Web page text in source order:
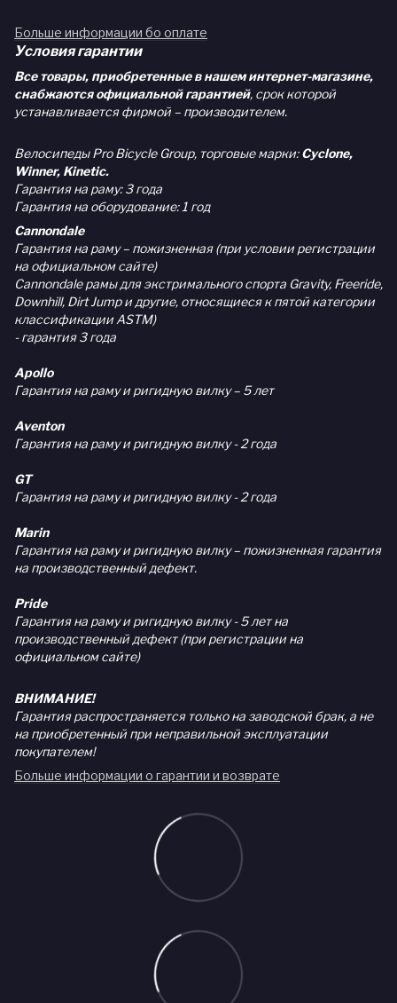
Больше информации бо оплате
Условия гарантии
Все товары, приобретенные в нашем интернет-магазине,
снабжаются официальной гарантией, срок которой
устанавливается фирмой – производителем.
Велосипеды Pro Bicycle Group, торговые марки:Cyclone,
Winner, Kinetic.
Гарантия на раму: 3 года
Гарантия на оборудование: 1 год
Cannondale
Гарантия на раму – пожизненная (при условии регистрации
на официальном сайте)
Cannondale рамы для экстримального спорта Gravity, Freeride,
Downhill, Dirt Jump и другие, относящиеся к пятой категории
классификации ASTM)
- гарантия 3 года
Apollo
Гарантия на раму и ригидную вилку – 5 лет
Aventon
Гарантия на раму и ригидную вилку - 2 года
GT
Гарантия на раму и ригидную вилку - 2 года
Marin
Гарантия на раму и ригидную вилку – пожизненная гарантия
на производственный дефект.
Pride
Гарантия на раму и ригидную вилку - 5 лет на
производственный дефект (при регистрации на
официальном сайте)
ВНИМАНИЕ!
Гарантия распространяется только на заводской брак, а не
на приобретенный при неправильной эксплуатации
покупателем!
Больше информации о гарантии и возврате